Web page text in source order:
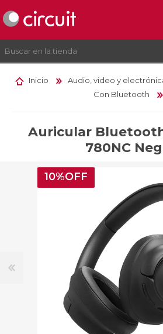
Inicio Audio, video y
Con Bluetooth
Auricular
780NC
10%OFF